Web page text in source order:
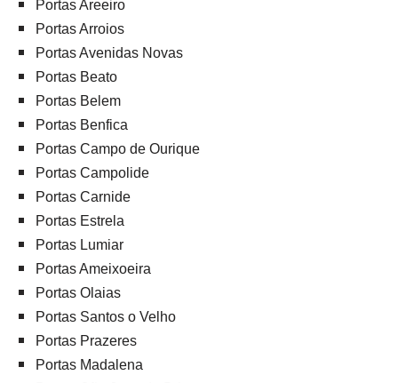
Portas Areeiro
Portas Arroios
Portas Avenidas Novas
Portas Beato
Portas Belem
Portas Benfica
Portas Campo de Ourique
Portas Campolide
Portas Carnide
Portas Estrela
Portas Lumiar
Portas Ameixoeira
Portas Olaias
Portas Santos o Velho
Portas Prazeres
Portas Madalena